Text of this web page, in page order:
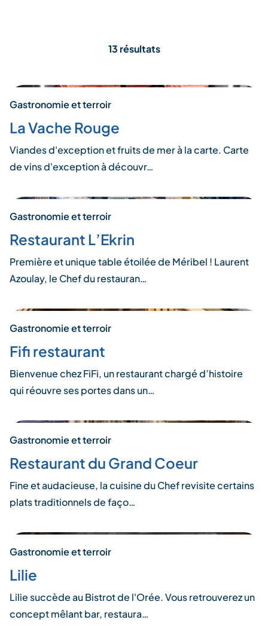
13 résultats
Gastronomie et terroir
La Vache Rouge
Viandes d'exception et fruits de mer à la carte. Carte
de vins d'exception à découvr…
Gastronomie et terroir
Restaurant L’Ekrin
Première et unique table étoilée de Méribel ! Laurent
Azoulay, le Chef du restauran…
Gastronomie et terroir
Fifi restaurant
Bienvenue chez FiFi, un restaurant chargé d’histoire
qui réouvre ses portes dans un…
Gastronomie et terroir
Restaurant du Grand Coeur
Fine et audacieuse, la cuisine du Chef revisite certains
plats traditionnels de faço…
Gastronomie et terroir
Lilie
Lilie succède au Bistrot de l'Orée. Vous retrouverez un
concept mêlant bar, restaura…